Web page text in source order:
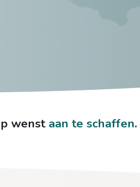
wenst aan te schaffen.